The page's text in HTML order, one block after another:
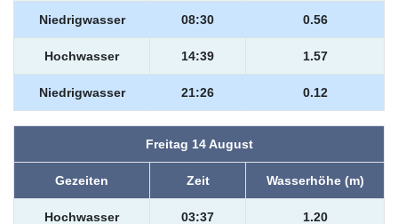
Niedrigwasser 08:30 0.56
Hochwasser 14:39 1.57
Niedrigwasser 21:26 0.12
Freitag 14 August
Gezeiten Zeit Wasserhöhe (m)
Hochwasser 03:37 1.20